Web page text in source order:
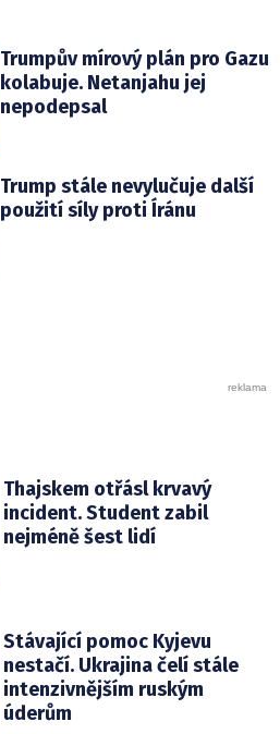
Trumpův mírový plán pro Gazu
kolabuje. Netanjahu jej
nepodepsal
Trump stále nevylučuje další
použití síly proti Íránu
Thajskem otřásl krvavý
incident. Student zabil
nejméně šest lidí
Stávající pomoc Kyjevu
nestačí. Ukrajina čelí stále
intenzivnějším ruským
úderům